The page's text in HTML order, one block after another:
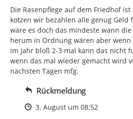
Die Rasenpflege auf dem Friedhof
kotzen wir bezahlen alle genug Geld
wäre es doch das mindeste wann
herum in Ordnung wären aber
im Jahr bloß 2-3 mal kann das nicht
wenn das mal wieder gemacht wird
nächsten Tagen mfg.
Rückmeldung
Zeitpunkt des Erstellens
3. August um 08:52